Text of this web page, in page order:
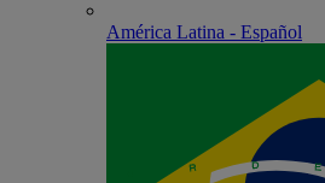
América Latina - Español